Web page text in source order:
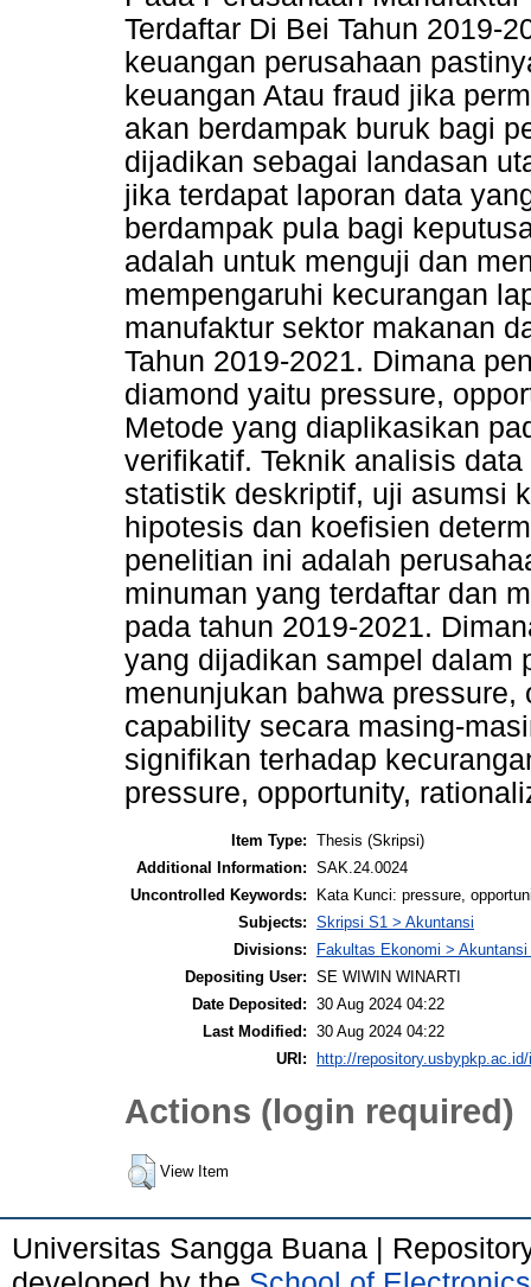
Terdaftar Di Bei Tahun 2019-
keuangan perusahaan
keuangan Atau fraud jika
akan berdampak buruk bagi
dijadikan sebagai landasan
jika terdapat laporan data
berdampak pula bagi
adalah untuk menguji dan
mempengaruhi kecurangan
manufaktur sektor makanan
Tahun 2019-2021. Dimana
diamond yaitu pressure,
Metode yang diaplikasikan
verifikatif. Teknik analisis
statistik deskriptif, uji asumsi
hipotesis dan koefisien
penelitian ini adalah
minuman yang terdaftar dan
pada tahun 2019-2021.
yang dijadikan sampel dalam
menunjukan bahwa
capability secara masing-
signifikan terhadap
pressure, opportunity,
Item Type: Thesis (Skripsi)
Additional Information: SAK.24.0024
Uncontrolled Keywords:
Kata Kunci: pressure,
Subjects: Skripsi S1 > Akuntansi
Divisions:
Fakultas Ekonomi > Akuntansi
Depositing User: SE WIWIN WINARTI
Date Deposited: 30 Aug 2024 04:22
Last Modified: 30 Aug 2024 04:22
URI:
http://
Actions (login required)
View Item
Universitas Sangga Buana |